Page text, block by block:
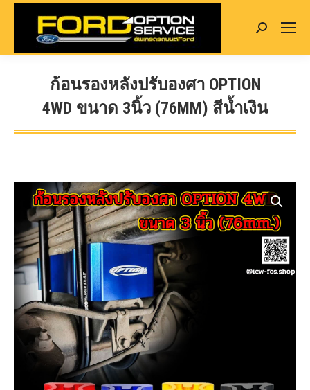
Search:
ก้อนรองหลังปรับองศา OPTION
4WD ขนาด 3นิ้ว (76MM) สีน้ำเงิน
You are here: